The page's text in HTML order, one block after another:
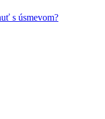
s úsmevom?